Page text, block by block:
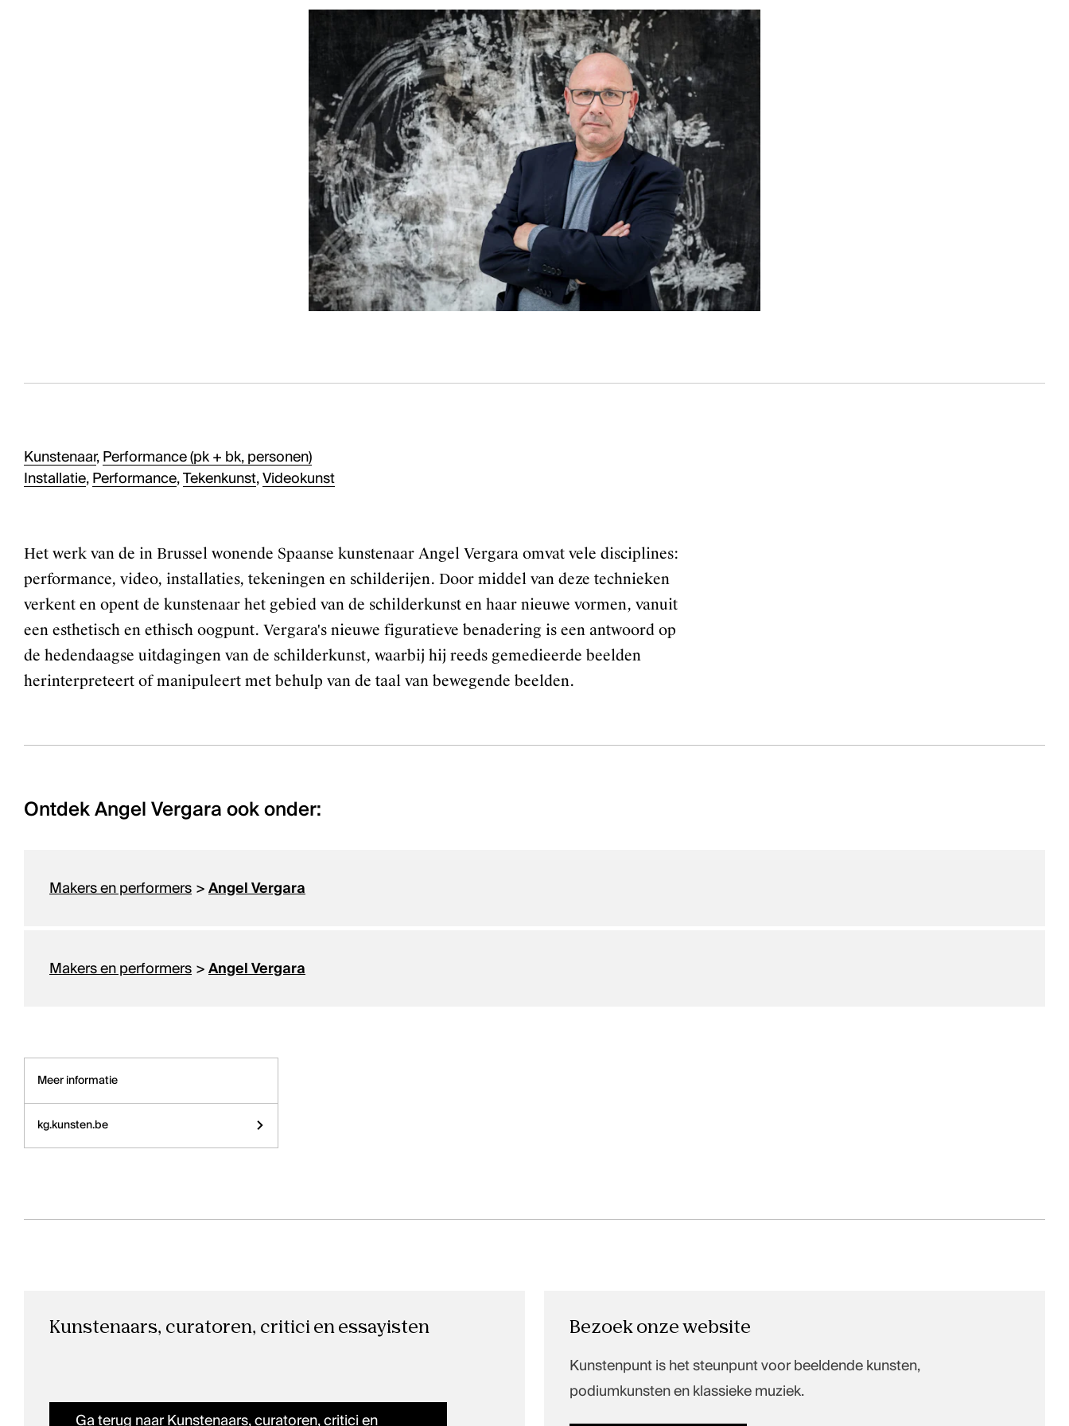
Kunstenaar, Performance (pk + bk, personen)
Installatie, Performance, Tekenkunst, Videokunst
Het werk van de in Brussel wonende Spaanse kunstenaar Angel Vergara omvat vele disciplines:
performance, video, installaties, tekeningen en schilderijen. Door middel van deze technieken
verkent en opent de kunstenaar het gebied van de schilderkunst en haar nieuwe vormen, vanuit
een esthetisch en ethisch oogpunt. Vergara's nieuwe figuratieve benadering is een antwoord op
de hedendaagse uitdagingen van de schilderkunst, waarbij hij reeds gemedieerde beelden
herinterpreteert of manipuleert met behulp van de taal van bewegende beelden.
Ontdek Angel Vergara ook onder:
Makers en performers > Angel Vergara
Makers en performers > Angel Vergara
Meer informatie
kg.kunsten.be
Kunstenaars, curatoren, critici en essayisten
Ga terug naar Kunstenaars, curatoren, critici en
Bezoek onze website
Kunstenpunt is het steunpunt voor beeldende kunsten,
podiumkunsten en klassieke muziek.